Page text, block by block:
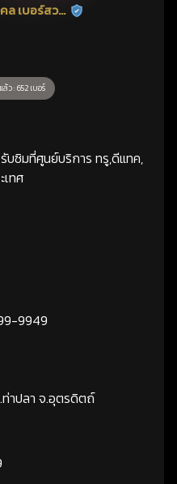
เบอร์สวย ร้านยืนยันแล้ว
ว : 652 เบอร์
ซิมที่ศูนย์บริการ ทรู,ดีแทค,
เทศ
9949
าปลา จ.อุตรดิตถ์